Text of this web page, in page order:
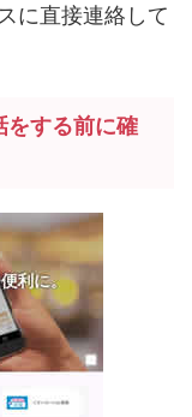
に直接連絡して
する前に確